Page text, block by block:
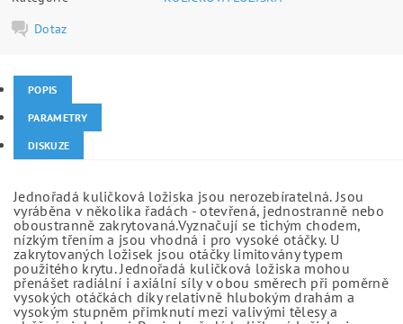
Dotaz
POPIS
PARAMETRY
DISKUZE
Jednořadá kuličková ložiska jsou nerozebíratelná. Jsou
vyráběna v několika řadách - otevřená, jednostranně nebo
oboustranně zakrytovaná.Vyznačují se tichým chodem,
nízkým třením a jsou vhodná i pro vysoké otáčky. U
zakrytovaných ložisek jsou otáčky limitovány typem
použitého krytu. Jednořadá kuličková ložiska mohou
přenášet radiální i axiální síly v obou směrech při poměrně
vysokých otáčkách díky relativně hlubokým drahám a
vysokým stupněm přimknutí mezi valivými tělesy a